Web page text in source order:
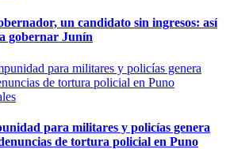
un candidato sin ingresos: así
gobernar Junín
para militares y policías genera
de tortura policial en Puno